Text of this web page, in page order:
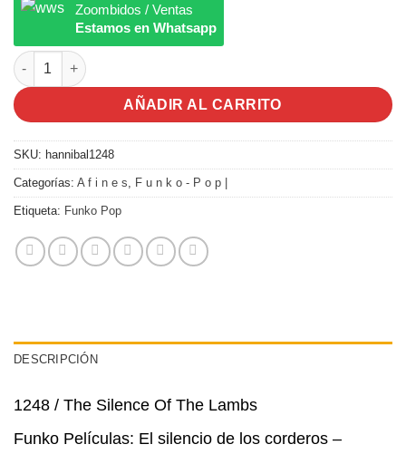
Zoombidos / Ventas
Estamos en Whatsapp
Funko Pop | Hannibal cantidad
AÑADIR AL CARRITO
SKU: hannibal1248
Categorías: A f i n e s, F u n k o - P o p |
Etiqueta: Funko Pop
DESCRIPCIÓN
1248 / The Silence Of The Lambs
Funko Películas: El silencio de los corderos –